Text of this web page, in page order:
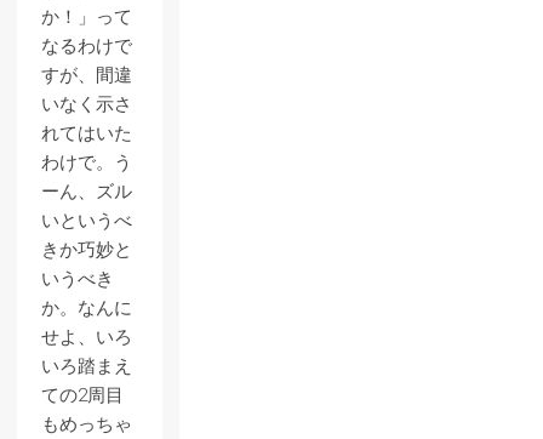
か！」って
なるわけで
すが、間違
いなく示さ
れてはいた
わけで。う
ーん、ズル
いというべ
きか巧妙と
いうべき
か。なんに
せよ、いろ
いろ踏まえ
ての2周目
もめっちゃ